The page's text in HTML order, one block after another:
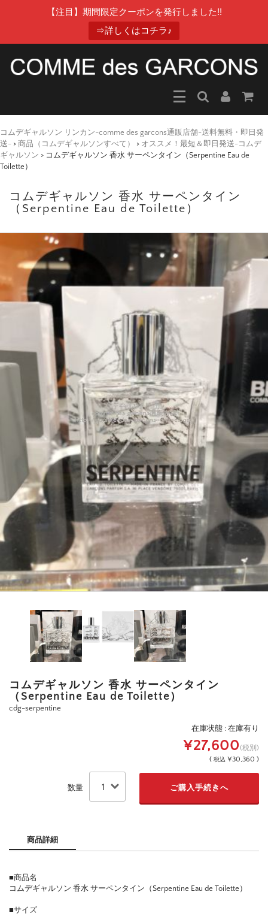
【注目】期間限定クーポンを発行しました!!
⇒詳しくはコチラ♪
コムデギャルソン リンカン-comme des garcons通販店舗-送料無料・即日発
送- > 商品（コムデギャルソンすべて） > オススメ！最短＆即日発送-コムデ
ギャルソン > コムデギャルソン 香水 サーペンタイン（Serpentine Eau de
Toilette）
コムデギャルソン 香水 サーペンタイン
（Serpentine Eau de Toilette）
コムデギャルソン 香水 サーペンタイン
（Serpentine Eau de Toilette）
cdg-serpentine
在庫状態 : 在庫有り
¥27,600(税別)
( 税込 ¥30,360 )
数量
商品詳細
■商品名
コムデギャルソン 香水 サーペンタイン（Serpentine Eau de Toilette）
■サイズ